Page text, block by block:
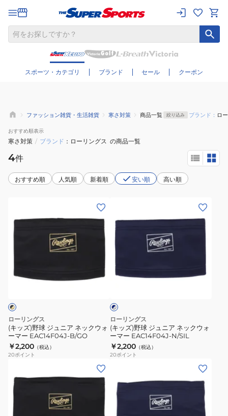
スポーツ・カテゴリ ブランド セール クーポン
さらに絞り込む
ファッション雑貨・生活雑貨 寒さ対策 商品一覧 絞り込み ブランド： ロ
おすすめ順表示
寒さ対策 / ブランド ローリングス の商品一覧
4件
おすすめ順 人気順 新着順 安い順 高い順
ズ)
球
ュ
ア
ネ
ッ
ク
ウ
マ
EAC14F04J-
ローリングス
(キッズ)野球 ジュニア ネックウォ
ーマー EAC14F04J-B/GO
￥2,200 （税込）
20ポイント
ズ)
野
球
ジ
ュ
ア
ネ
ッ
ク
ウ
マ
ー
EAC14F04J-
イ
シ
ル
バ
ー
ローリングス
(キッズ)野球 ジュニア ネックウォ
ーマー EAC14F04J-N/SIL
￥2,200 （税込）
20ポイント
ン
ズ)
球
ズ)
野
球